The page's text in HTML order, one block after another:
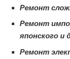
Ремонт
Ремонт
японского и
Ремонт